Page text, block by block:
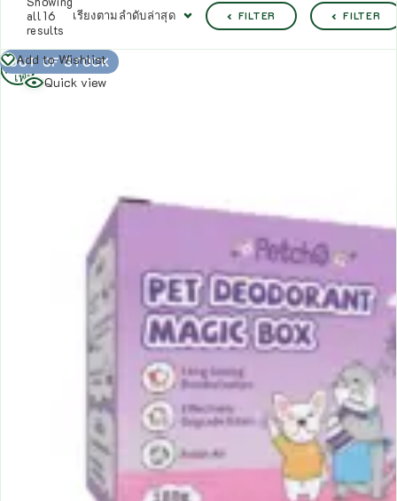
all 16
results
เรียงตามลำดับล่าสุด FILTER FILTER
OUT OF STOCK
Add to Wishlist
Quick view
อ่าน
เพิ่ม